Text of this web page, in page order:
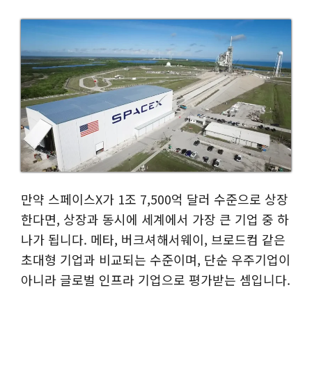
만약 스페이스X가 1조 7,500억 달러 수준으로 상장
한다면, 상장과 동시에 세계에서 가장 큰 기업 중 하
나가 됩니다. 메타, 버크셔해서웨이, 브로드컴 같은
초대형 기업과 비교되는 수준이며, 단순 우주기업이
아니라 글로벌 인프라 기업으로 평가받는 셈입니다.